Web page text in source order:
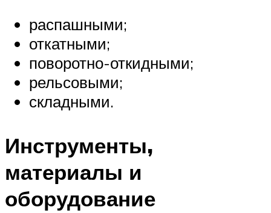
распашными;
откатными;
поворотно-откидными;
рельсовыми;
складными.
Инструменты,
материалы и
оборудование